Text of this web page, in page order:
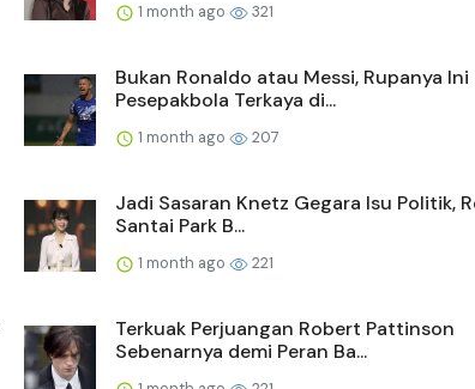
1 month ago 321
Bukan Ronaldo atau Messi, Rupanya Ini
Pesepakbola Terkaya di...
1 month ago 207
Jadi Sasaran Knetz Gegara Isu Politik,
Santai Park B...
1 month ago 221
Terkuak Perjuangan Robert Pattinson
Sebenarnya demi Peran Ba...